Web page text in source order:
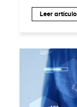
Leer artículo